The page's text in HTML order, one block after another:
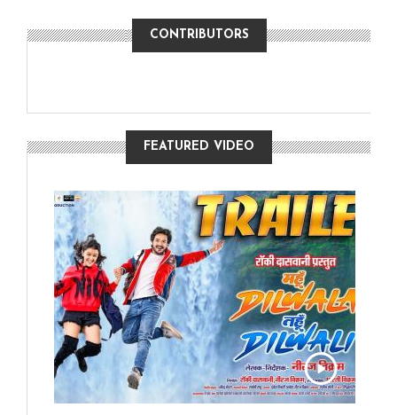
CONTRIBUTORS
FEATURED VIDEO